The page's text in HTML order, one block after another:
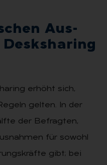
Aus­
erhöht sich,
gelten. In der
der Befragten,
für sowohl
gibt; bei